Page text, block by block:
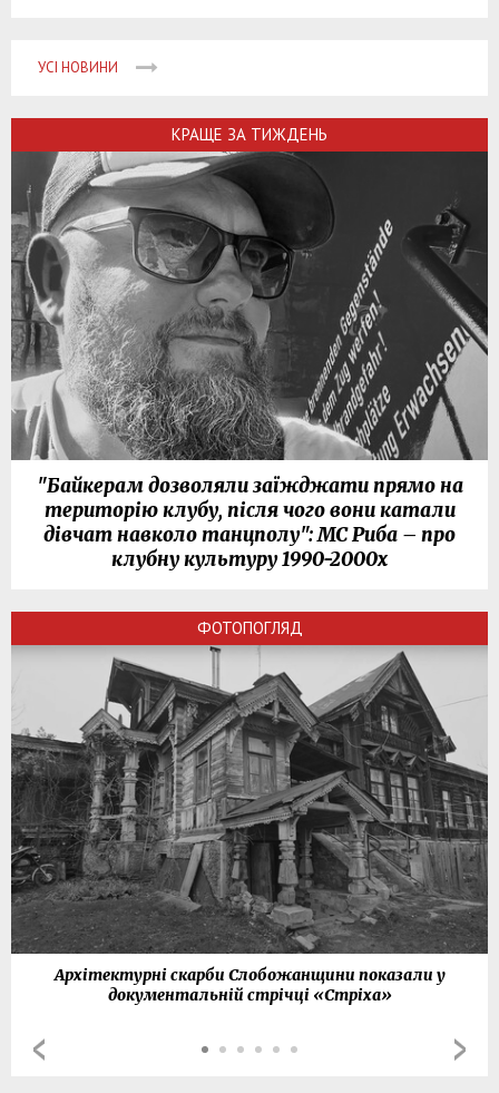
УСІ НОВИНИ
КРАЩЕ ЗА ТИЖДЕНЬ
"Байкерам дозволяли заїжджати прямо на
територію клубу, після чого вони катали
дівчат навколо танцполу": МС Риба – про
клубну культуру 1990-2000х
ФОТОПОГЛЯД
Архітектурні скарби Слобожанщини показали у
документальній стрічці «Стріха»